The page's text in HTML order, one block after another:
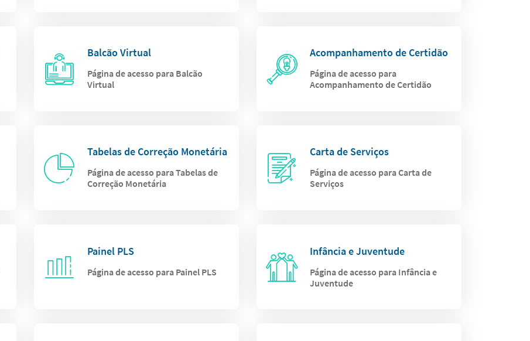
Balcão Virtual
Página de acesso para Balcão
Virtual
Acompanhamento de Certidão
Página de acesso para
Acompanhamento de Certidão
Tabelas de Correção Monetária
Página de acesso para Tabelas de
Correção Monetária
Carta de Serviços
Página de acesso para Carta de
Serviços
Painel PLS
Página de acesso para Painel PLS
Infância e Juventude
Página de acesso para Infância e
Juventude